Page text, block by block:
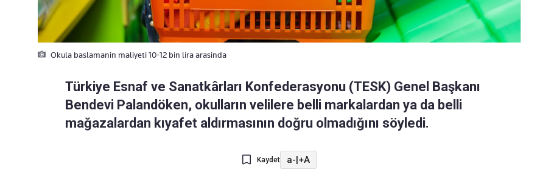
Okula baslamanin maliyeti 10-12 bin lira arasinda
Türkiye Esnaf ve Sanatkârları Konfederasyonu (TESK) Genel Başkanı
Bendevi Palandöken, okulların velilere belli markalardan ya da belli
mağazalardan kıyafet aldırmasının doğru olmadığını söyledi.
Kaydet a-|+A